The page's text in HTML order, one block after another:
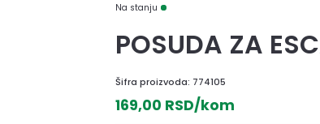
Na stanju
POSUDA ZA
Šifra proizvoda: 774105
169,00 RSD/kom